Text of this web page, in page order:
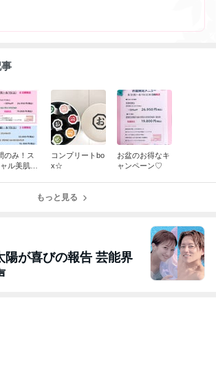
のみ！ス
ル美肌メ
コンプリートbo
x☆
お盆のお得なキ
ャンペーン♡
もっと見る
陽が喜びの報告 芸能界